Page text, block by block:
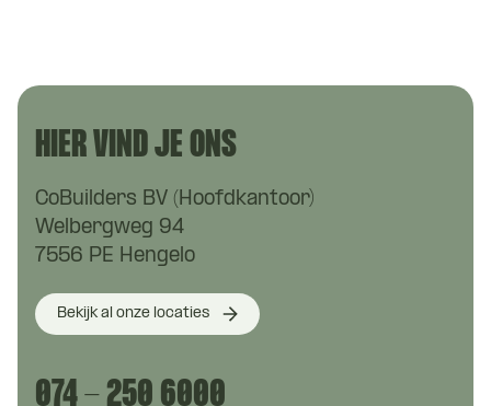
HIER VIND JE ONS
CoBuilders BV (Hoofdkantoor)
Welbergweg 94
7556 PE Hengelo
Bekijk al onze locaties
074 - 250 6000